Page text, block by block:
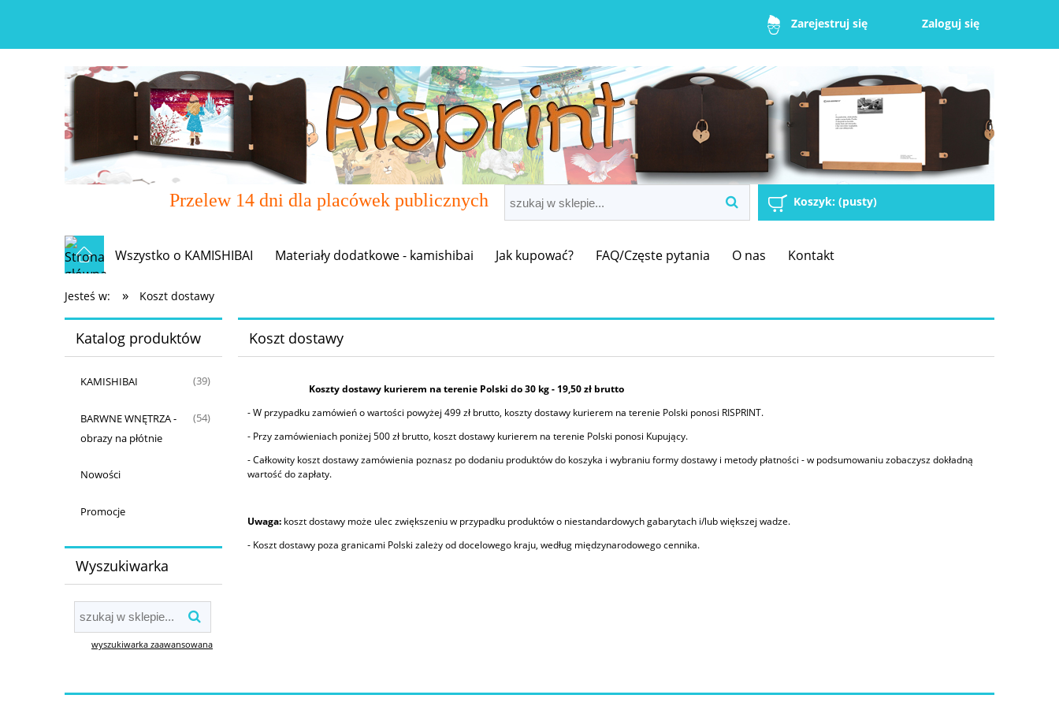
Zarejestruj się Zaloguj się
Przelew 14 dni dla placówek publicznych Koszyk: (pusty)
Wszystko o KAMISHIBAI Materiały dodatkowe - kamishibai Jak kupować? FAQ/Częste pytania O nas Kontakt
Jesteś w: » Koszt dostawy
Katalog produktów
KAMISHIBAI (39)
BARWNE WNĘTRZA -
obrazy na płótnie
(54)
Nowości
Promocje
Wyszukiwarka
wyszukiwarka zaawansowana
Koszt dostawy
Koszty dostawy kurierem na terenie Polski do 30 kg - 19,50 zł brutto
- W przypadku zamówień o wartości powyżej 499 zł brutto, koszty dostawy kurierem na terenie Polski ponosi RISPRINT.
- Przy zamówieniach poniżej 500 zł brutto, koszt dostawy kurierem na terenie Polski ponosi Kupujący.
- Całkowity koszt dostawy zamówienia poznasz po dodaniu produktów do koszyka i wybraniu formy dostawy i metody płatności - w podsumowaniu zobaczysz dokładną
wartość do zapłaty.
Uwaga: koszt dostawy może ulec zwiększeniu w przypadku produktów o niestandardowych gabarytach i/lub większej wadze.
- Koszt dostawy poza granicami Polski zależy od docelowego kraju, według międzynarodowego cennika.